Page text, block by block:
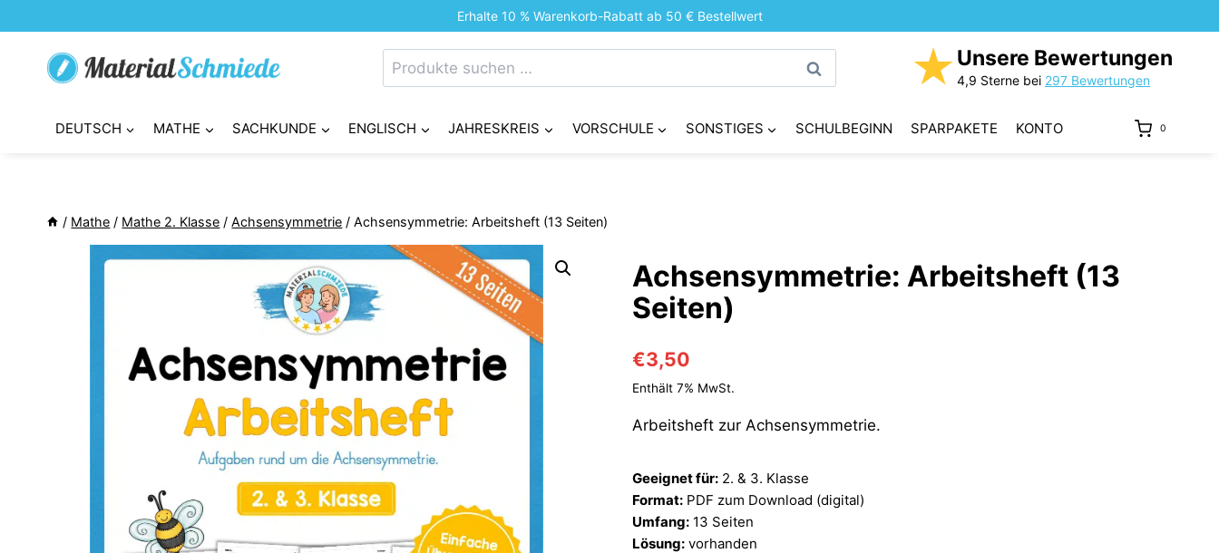
Inhalt
springen
Erhalte 10 % Warenkorb-Rabatt ab 50 € Bestellwert
Suchen
nach:
Suchen ★ Unsere Bewertungen
4,9 Sterne bei 297 Bewertungen
DEUTSCH MATHE SACHKUNDE ENGLISCH JAHRESKREIS VORSCHULE SONSTIGES SCHULBEGINN SPARPAKETE KONTO 0
/ Mathe / Mathe 2. Klasse / Achsensymmetrie / Achsensymmetrie: Arbeitsheft (13 Seiten)
Achsensymmetrie: Arbeitsheft (13
Seiten)
€3,50
Enthält 7% MwSt.
Arbeitsheft zur Achsensymmetrie.
Geeignet für: 2. & 3. Klasse
Format: PDF zum Download (digital)
Umfang: 13 Seiten
Lösung: vorhanden